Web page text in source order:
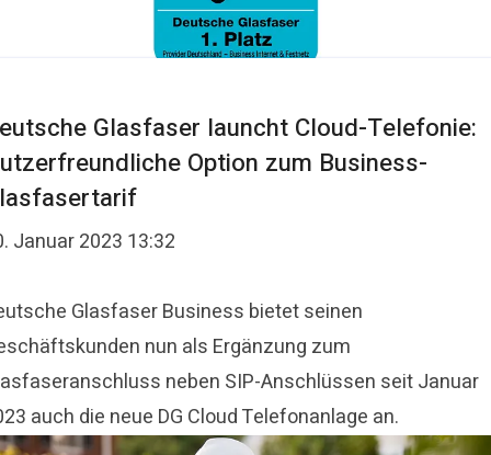
Glasfaser launcht Cloud-Telefonie:
Option zum Business-
Januar 2023 13:32
Glasfaser Business bietet seinen
nun als Ergänzung zum
neben SIP-Anschlüssen seit Januar
auch die neue DG Cloud Telefonanlage an.